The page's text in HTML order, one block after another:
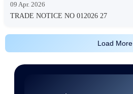
09 Apr. 2026
TRADE NOTICE NO 012026 27
Load More